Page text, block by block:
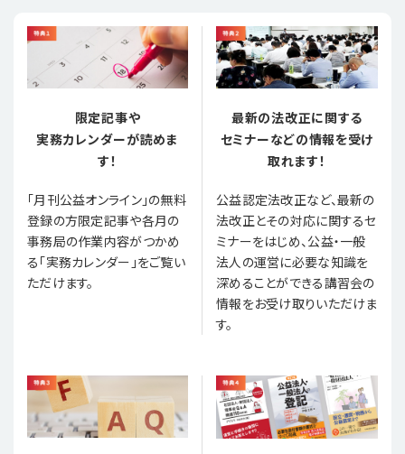
限定記事や
実務カレンダーが読めま
す！
「月刊公益オンライン」の無料
登録の方限定記事や各月の
事務局の作業内容がつかめ
る「実務カレンダー」をご覧い
ただけます。
最新の法改正に関する
セミナーなどの情報を受け
取れます！
公益認定法改正など、最新の
法改正とその対応に関するセ
ミナーをはじめ、公益・一般
法人の運営に必要な知識を
深めることができる講習会の
情報をお受け取りいただけま
す。